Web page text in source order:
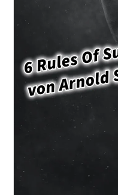
Und
Erfolgreicher